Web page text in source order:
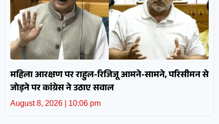
महिला आरक्षण पर राहुल-रिजिजू आमने-सामने, परिसीमन से
जोड़ने पर कांग्रेस ने उठाए सवाल
August 8, 2026 10:06 pm